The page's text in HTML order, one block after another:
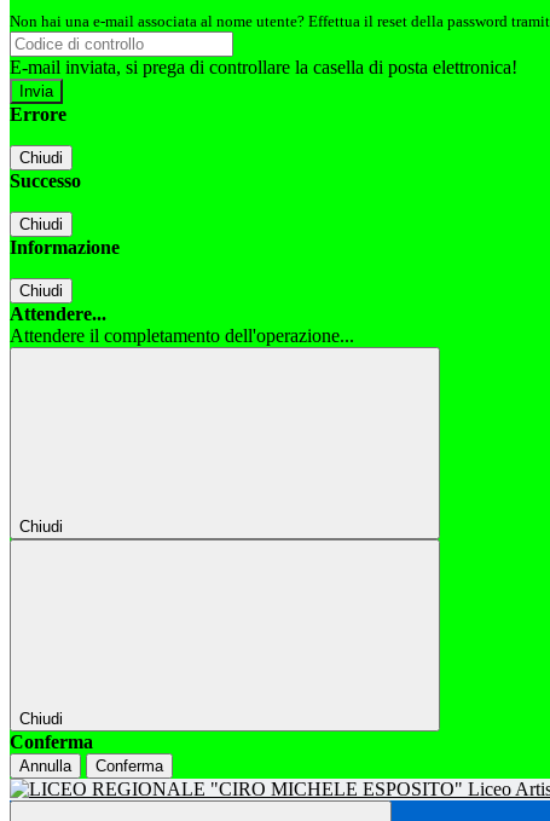
Non hai una e-mail associata al nome utente? Effettua il reset della password
E-mail inviata, si prega di controllare la casella di posta elettronica!
Errore
Chiudi
Successo
Chiudi
Informazione
Chiudi
Attendere...
Attendere il completamento dell'operazione...
Chiudi
Chiudi
Conferma
Annulla Conferma